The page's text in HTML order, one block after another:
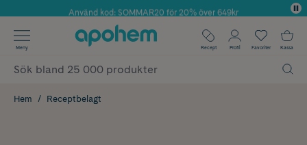
Använd kod: SOMMAR20 för 20% över 649kr
✓ Fri frakt
✓ Poäng på alla köp*
Meny Recept Profil Favoriter Kassa
Hem Receptbelagt